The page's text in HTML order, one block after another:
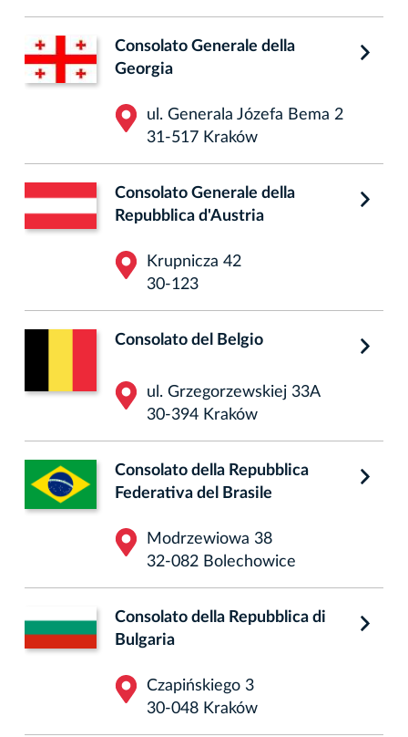
Consolato Generale della
Georgia
ul. Generala Józefa Bema 2
31-517 Kraków
Consolato Generale della
Repubblica d'Austria
Krupnicza 42
30-123
Consolato del Belgio
ul. Grzegorzewskiej 33A
30-394 Kraków
Consolato della Repubblica
Federativa del Brasile
Modrzewiowa 38
32-082 Bolechowice
Consolato della Repubblica di
Bulgaria
Czapińskiego 3
30-048 Kraków